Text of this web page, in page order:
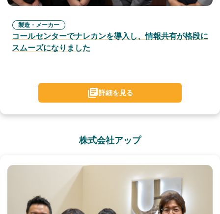
製造・メーカー
コールセンターでナレカンを導入し、情報共有が格段に
スムーズになりました
詳細を見る
株式会社アップ